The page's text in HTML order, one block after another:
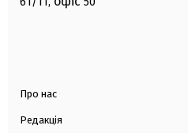
Про нас
Редакція